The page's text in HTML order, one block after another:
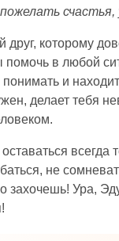
счастья,
друг, которому
помочь в любой
и
делает тебя
всегда
не
захочешь! Ура,